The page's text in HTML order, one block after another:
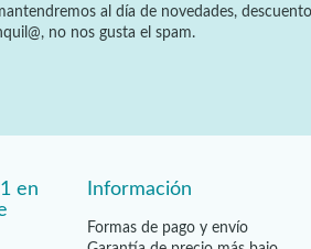
mantendremos al día de novedades,
no nos gusta el spam.
en
Información
Formas de pago y envío